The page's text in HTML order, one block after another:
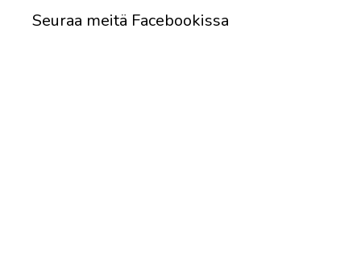
Seuraa meitä Facebookissa